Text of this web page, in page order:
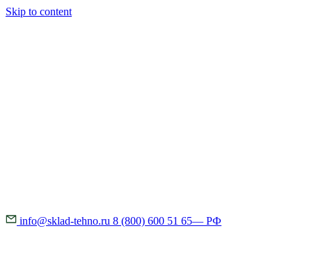
Skip to content
info@sklad-tehno.ru 8 (800) 600 51 65— РФ